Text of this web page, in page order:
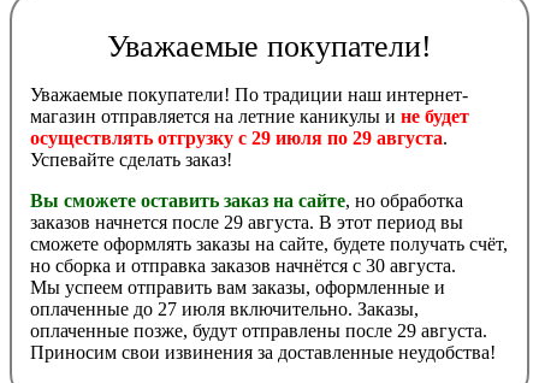
Уважаемые покупатели!
Уважаемые покупатели! По традиции наш интернет-
магазин отправляется на летние каникулы и не будет
осуществлять отгрузку с 29 июля по 29 августа.
Успевайте сделать заказ!
Вы сможете оставить заказ на сайте, но обработка
заказов начнется после 29 августа. В этот период вы
сможете оформлять заказы на сайте, будете получать счёт,
но сборка и отправка заказов начнётся с 30 августа.
Мы успеем отправить вам заказы, оформленные и
оплаченные до 27 июля включительно. Заказы,
оплаченные позже, будут отправлены после 29 августа.
Приносим свои извинения за доставленные неудобства!